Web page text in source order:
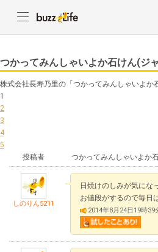
つかってみんしゃいよか石けん(ジ
株式会社長寿乃里の「つかってみんしゃいよ
1
2
3
4
5
投稿者
つかってみんしゃいよか
しのりん5211
日焼けのしみが気にな
お値段がするので毎日
2014年8月24日19時39